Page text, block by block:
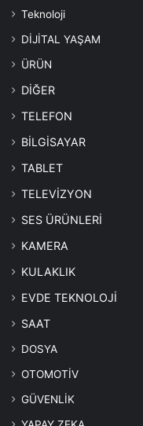
Teknoloji
DİJİTAL YAŞAM
ÜRÜN
DİĞER
TELEFON
BİLGİSAYAR
TABLET
TELEVİZYON
SES ÜRÜNLERİ
KAMERA
KULAKLIK
EVDE TEKNOLOJİ
SAAT
DOSYA
OTOMOTİV
GÜVENLİK